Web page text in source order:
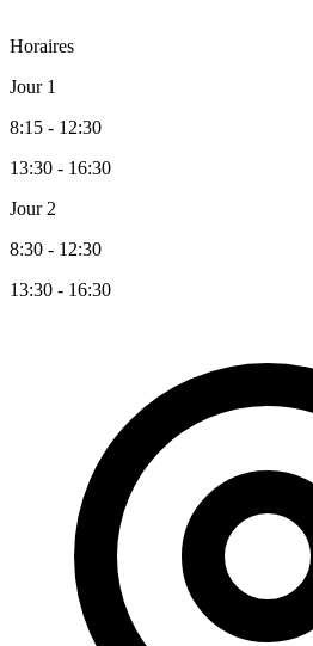
Horaires
Jour 1
8:15 - 12:30
13:30 - 16:30
Jour 2
8:30 - 12:30
13:30 - 16:30